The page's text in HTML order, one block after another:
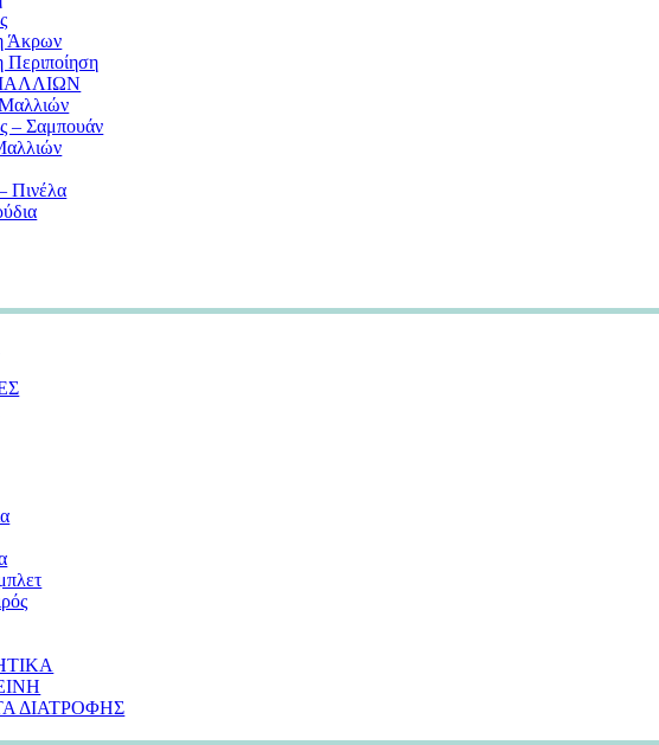
Άκρων
Περιποίηση
– Σαμπουάν
Πινέλα
ΔΙΑΤΡΟΦΗΣ